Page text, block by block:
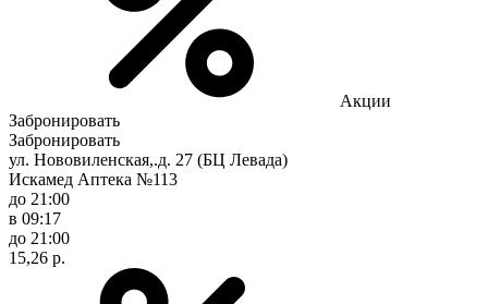
Акции
Забронировать
Забронировать
ул. Нововиленская,.д. 27 (БЦ Левада)
Искамед Аптека №113
до 21:00
в 09:17
до 21:00
15,26 р.